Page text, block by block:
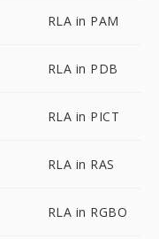
RLA in PAM
RLA in PDB
RLA in PICT
RLA in RAS
RLA in RGBO